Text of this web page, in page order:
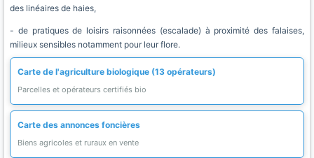
des linéaires de haies,
- de pratiques de loisirs raisonnées (escalade) à proximité des falaises,
milieux sensibles notamment pour leur flore.
Carte de l'agriculture biologique (13 opérateurs)
Parcelles et opérateurs certifiés bio
Carte des annonces foncières
Biens agricoles et ruraux en vente